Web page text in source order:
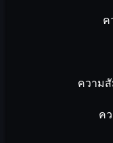
ค
ความ
ค